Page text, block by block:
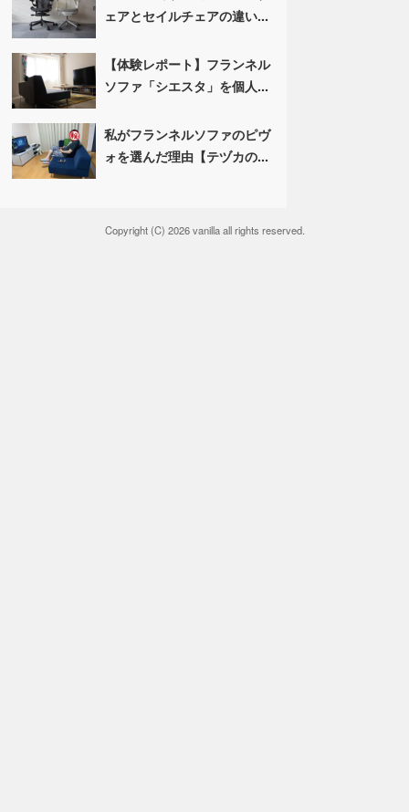
ェアとセイルチェアの違い...
【体験レポート】フランネル
ソファ「シエスタ」を個人...
私がフランネルソファのピヴ
ォを選んだ理由【テヅカの...
Copyright (C) 2026 vanilla all rights reserved.